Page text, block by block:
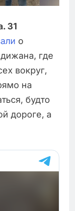
31
о
где
вокруг,
на
будто
дороге, а